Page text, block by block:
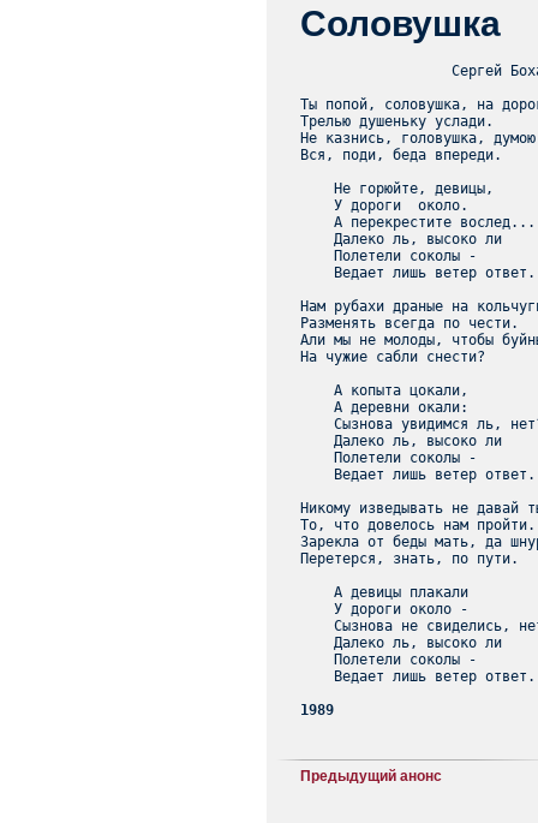
Соловушка
Сергей
Ты попой, соловушка, на
Трелью душеньку услади.
Не казнись, головушка,
Вся, поди, беда впереди.
    Не горюйте, девицы,
    У дороги  около.
    А перекрестите вослед...
    Далеко ль, высоко ли
    Полетели соколы -
    Ведает лишь ветер ответ.
Нам рубахи драные на
Разменять всегда по чести.
Али мы не молоды, чтобы
На чужие сабли снести?
    А копыта цокали,
    А деревни окали:
Сызнова увидимся ль,
    Далеко ль, высоко ли
    Полетели соколы -
    Ведает лишь ветер ответ.
Никому изведывать не давай
То, что довелось нам пройти.
Зарекла от беды мать, да
Перетерся, знать, по пути.
    А девицы плакали
    У дороги около -
Сызнова не свиделись,
    Далеко ль, высоко ли
    Полетели соколы -
    Ведает лишь ветер ответ.
1989
Предыдущий анонс